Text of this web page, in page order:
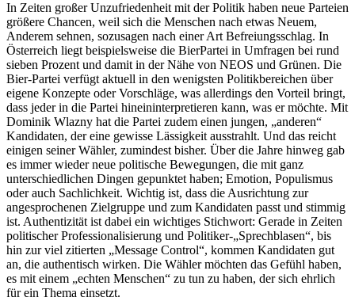
In Zeiten großer Unzufriedenheit mit der Politik haben neue Parteien
größere Chancen, weil sich die Menschen nach etwas Neuem,
Anderem sehnen, sozusagen nach einer Art Befreiungsschlag. In
Österreich liegt beispielsweise die BierPartei in Umfragen bei rund
sieben Prozent und damit in der Nähe von NEOS und Grünen. Die
Bier-Partei verfügt aktuell in den wenigsten Politikbereichen über
eigene Konzepte oder Vorschläge, was allerdings den Vorteil bringt,
dass jeder in die Partei hineininterpretieren kann, was er möchte. Mit
Dominik Wlazny hat die Partei zudem einen jungen, „anderen“
Kandidaten, der eine gewisse Lässigkeit ausstrahlt. Und das reicht
einigen seiner Wähler, zumindest bisher. Über die Jahre hinweg gab
es immer wieder neue politische Bewegungen, die mit ganz
unterschiedlichen Dingen gepunktet haben; Emotion, Populismus
oder auch Sachlichkeit. Wichtig ist, dass die Ausrichtung zur
angesprochenen Zielgruppe und zum Kandidaten passt und stimmig
ist. Authentizität ist dabei ein wichtiges Stichwort: Gerade in Zeiten
politischer Professionalisierung und Politiker-„Sprechblasen“, bis
hin zur viel zitierten „Message Control“, kommen Kandidaten gut
an, die authentisch wirken. Die Wähler möchten das Gefühl haben,
es mit einem „echten Menschen“ zu tun zu haben, der sich ehrlich
für ein Thema einsetzt.